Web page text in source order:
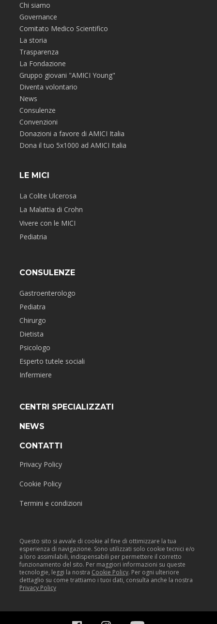
Chi siamo
Governance
Comitato Medico Scientifico
La storia
Trasparenza
La Fondazione
Gruppo giovani "AMICI Young"
Diventa volontario
News
Consulenze
Convenzioni
Donazioni a favore di AMICI Italia
Dona il tuo 5x1000 ad AMICI Italia
LE MICI
La Colite Ulcerosa
La Malattia di Crohn
Vivere con le MICI
Pediatria
CONSULENZE
Gastroenterologo
Pediatra
Chirurgo
Dietista
Psicologo
Esperto tutele sociali
Infermiere
CENTRI SPECIALIZZATI
NEWS
CONTATTI
Privacy Policy
Cookie Policy
Termini e condizioni
Questo sito si avvale di cookie al fine di ottimizzare la tua
esperienza di navigazione. Sono utilizzati solo cookie tecnici e/o
a loro assimilabili, indispensabili per permettere il corretto
funzionamento del sito. Per maggiori informazioni su queste
tecnologie, leggi la nostra Cookie Policy. Per ogni ulteriore
dettaglio su come trattiamo i tuoi dati, consulta anche la nostra
Privacy Policy